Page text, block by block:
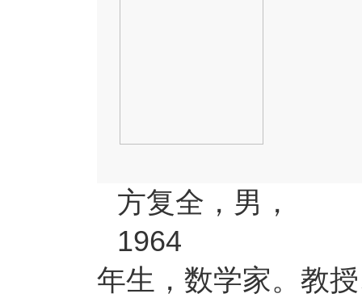
方复全，男，
1964
年生，数学家。教